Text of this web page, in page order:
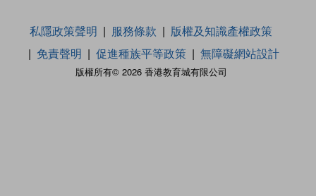
版權所有© 2026 香港教育城有限公司
私隱政策聲明 服務條款
版權及知識產權政策
免責聲明
促進種族平等政策 無障礙網站設計